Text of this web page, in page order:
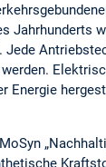
Jahrhunderts
Jede
Energie